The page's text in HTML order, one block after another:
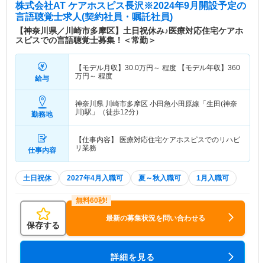
株式会社AT ケアホスピス長沢※2024年9月開設予定の
言語聴覚士求人(契約社員・嘱託社員)
【神奈川県／川崎市多摩区】土日祝休み♪医療対応住宅ケアホ
スピスでの言語聴覚士募集！＜常勤＞
給与
【モデル月収】 30.0万円～ 程度 【モデル年収】 360
万円～ 程度
勤務地
神奈川県 川崎市多摩区 小田急小田原線「生田(神奈
川)駅」（徒歩12分）
仕事内容
【仕事内容】 医療対応住宅ケアホスピスでのリハビ
リ業務
土日祝休 2027年4月入職可 夏～秋入職可 1月入職可
保存する
最新の募集状況を問い合わせる
詳細を見る